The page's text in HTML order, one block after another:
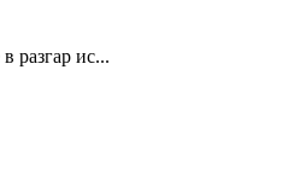
разгар ис...